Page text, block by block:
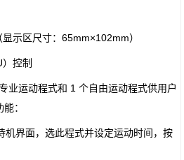
示区尺寸：65mm×102mm）
控制
业运动程式和 1 个自由运动程式供用户
：
机界面，选此程式并设定运动时间，按